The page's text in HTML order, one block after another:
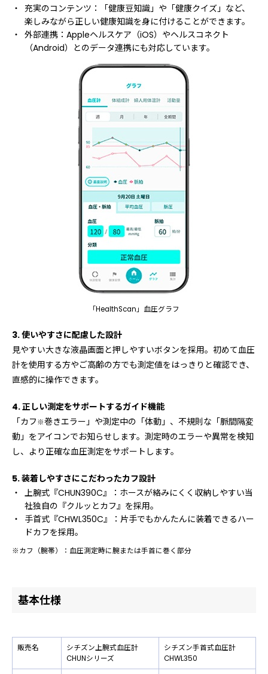
充実のコンテンツ：「健康豆知識」や「健康クイズ」など、
楽しみながら正しい健康知識を身に付けることができます。
外部連携：Appleヘルスケア（iOS）やヘルスコネクト
（Android）とのデータ連携にも対応しています。
「HealthScan」血圧グラフ
3. 使いやすさに配慮した設計
見やすい大きな液晶画面と押しやすいボタンを採用。初めて血圧
計を使用する方やご高齢の方でも測定値をはっきりと確認でき、
直感的に操作できます。
4. 正しい測定をサポートするガイド機能
「カフ※巻きエラー」や測定中の「体動」、不規則な「脈間隔変
動」をアイコンでお知らせします。測定時のエラーや異常を検知
し、より正確な血圧測定をサポートします。
5. 装着しやすさにこだわったカフ設計
上腕式『CHUN390C』：ホースが絡みにくく収納しやすい当
社独自の『クルッとカフ』を採用。
手首式『CHWL350C』：片手でもかんたんに装着できるハー
ドカフを採用。
※カフ（腕帯）：血圧測定時に腕または手首に巻く部分
基本仕様
販売名
シチズン上腕式血圧計
CHUNシリーズ
シチズン手首式血圧計
CHWL350